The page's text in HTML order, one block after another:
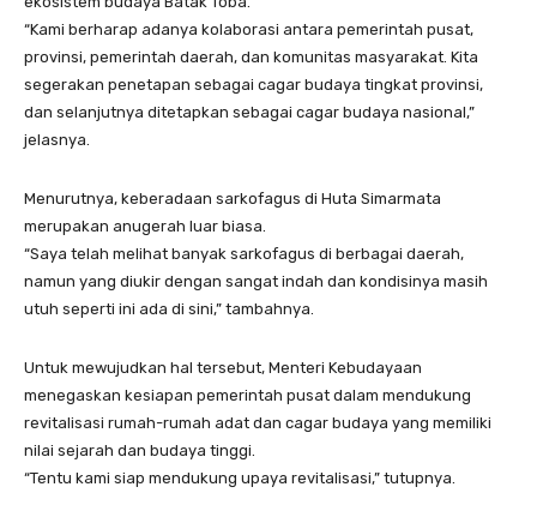
“Kami berharap adanya kolaborasi antara pemerintah pusat,
provinsi, pemerintah daerah, dan komunitas masyarakat. Kita
segerakan penetapan sebagai cagar budaya tingkat provinsi,
dan selanjutnya ditetapkan sebagai cagar budaya nasional,”
jelasnya.
Menurutnya, keberadaan sarkofagus di Huta Simarmata
merupakan anugerah luar biasa.
“Saya telah melihat banyak sarkofagus di berbagai daerah,
namun yang diukir dengan sangat indah dan kondisinya masih
utuh seperti ini ada di sini,” tambahnya.
Untuk mewujudkan hal tersebut, Menteri Kebudayaan
menegaskan kesiapan pemerintah pusat dalam mendukung
revitalisasi rumah-rumah adat dan cagar budaya yang memiliki
nilai sejarah dan budaya tinggi.
“Tentu kami siap mendukung upaya revitalisasi,” tutupnya.